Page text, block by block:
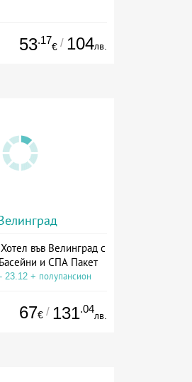
53.17
€ / 104лв.
във Велинград с
и СПА Пакет
23.12 + полупансион
67€ / 131.04
лв.